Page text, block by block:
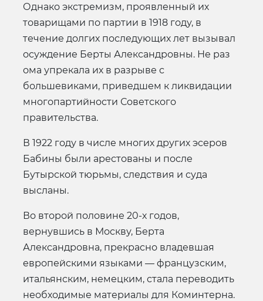
Однако экстремизм, проявленный их
товарищами по партии в 1918 году, в
течение долгих последующих лет вызывал
осуждение Берты Александровны. Не раз
ома упрекала их в разрыве с
большевиками, приведшем к ликвидации
многопартийности Советского
правительства.
В 1922 году в числе многих других эсеров
Бабины были арестованы и после
Бутырской тюрьмы, следствия и суда
высланы.
Во второй половине 20-х годов,
вернувшись в Москву, Берта
Александровна, прекрасно владевшая
европейскими языками — французским,
итальянским, немецким, стала переводить
необходимые материалы для Коминтерна.